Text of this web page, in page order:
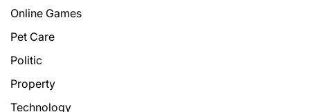
Online Games
Pet Care
Politic
Property
Technology